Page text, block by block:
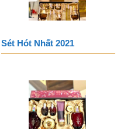
Sét Hót Nhất 2021